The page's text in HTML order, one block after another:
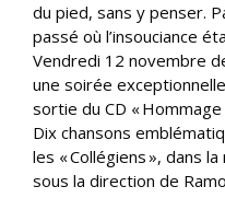
du pied, sans y penser.
passé où l’insouciance
Vendredi 12 novembre
une soirée
sortie du CD « Hommage
Dix chansons
les « Collégiens », dans
sous la direction de